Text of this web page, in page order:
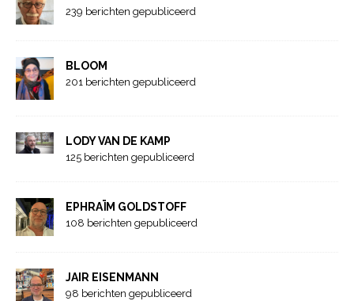
239 berichten gepubliceerd
BLOOM
201 berichten gepubliceerd
LODY VAN DE KAMP
125 berichten gepubliceerd
EPHRAÏM GOLDSTOFF
108 berichten gepubliceerd
JAIR EISENMANN
98 berichten gepubliceerd